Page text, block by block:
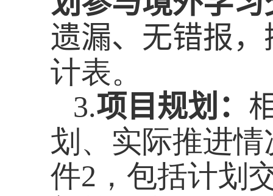
遗漏、无错报
计表。
3.项目规划：
划、实际推进
件2 ，包括计划